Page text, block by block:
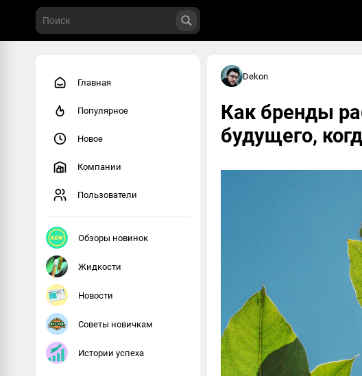
Главная
Популярное
Новое
Компании
Пользователи
Обзоры новинок
Жидкости
Новости
Советы новичкам
Истории успеха
Dekon
Как бренды
будущего,